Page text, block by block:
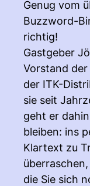
Genug vom
Buzzword-
richtig!
Gastgeber
Vorstand der
der ITK-
sie seit
geht er
bleiben: ins
Klartext zu
die Sie sich